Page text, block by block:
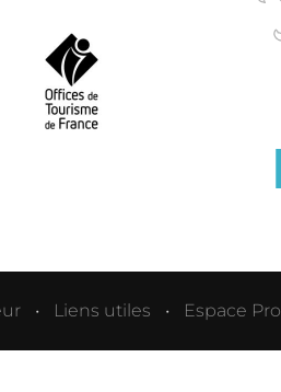
Liens utiles Espace Pro